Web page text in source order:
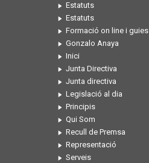
Estatuts
Estatuts
Formació on line i guies
Gonzalo Anaya
Inici
Junta Directiva
Junta directiva
Legislació al dia
Principis
Qui Som
Recull de Premsa
Representació
Serveis